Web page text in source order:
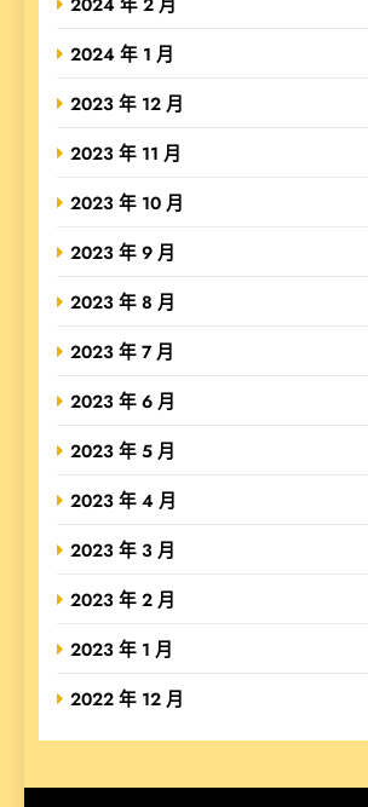
2024 年 1 月
2023 年 12 月
2023 年 11 月
2023 年 10 月
2023 年 9 月
2023 年 8 月
2023 年 7 月
2023 年 6 月
2023 年 5 月
2023 年 4 月
2023 年 3 月
2023 年 2 月
2023 年 1 月
2022 年 12 月